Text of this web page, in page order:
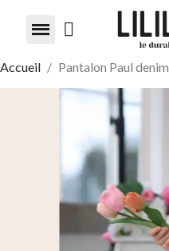
Accueil Pantalon Paul denim